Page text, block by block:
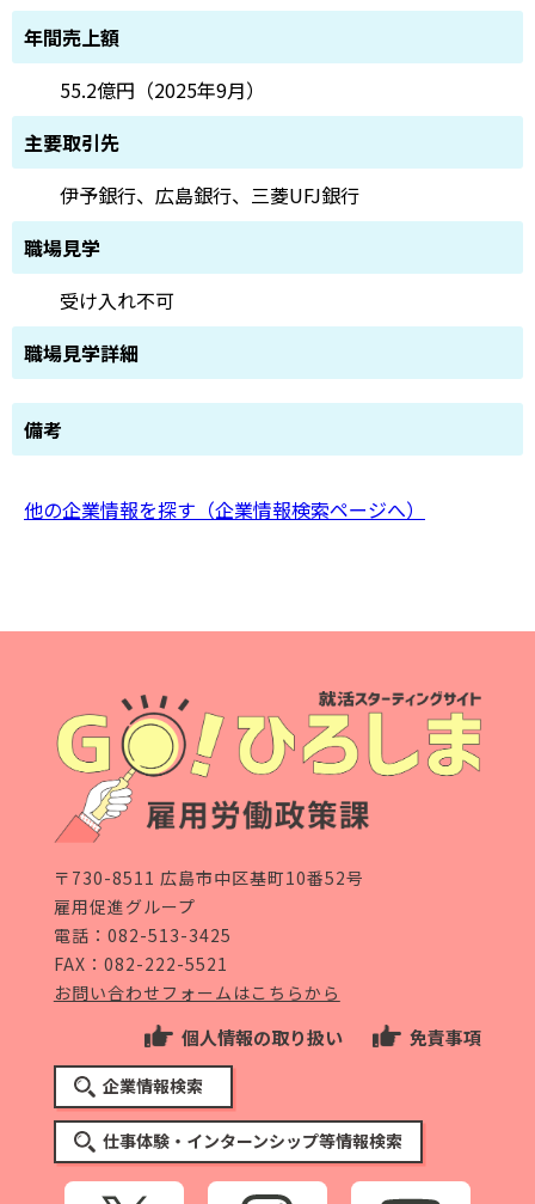
年間売上額
55.2億円（2025年9月）
主要取引先
伊予銀行、広島銀行、三菱UFJ銀行
職場見学
受け入れ不可
職場見学詳細
備考
他の企業情報を探す（企業情報検索ページへ）
〒730-8511 広島市中区基町10番52号
雇用促進グループ
電話： 082-513-3425
FAX：082-222-5521
お問い合わせフォームはこちらから
個人情報の取り扱い 免責事項
企業情報検索
仕事体験・インターンシップ等情報検索